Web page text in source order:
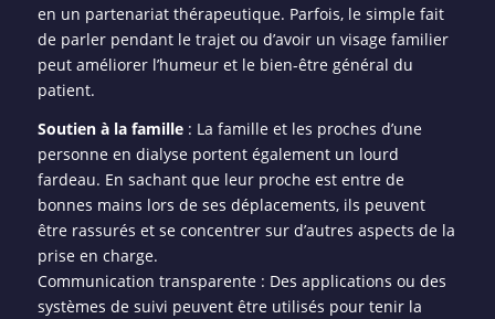
en un partenariat thérapeutique. Parfois, le simple fait
de parler pendant le trajet ou d’avoir un visage familier
peut améliorer l’humeur et le bien-être général du
patient.
Soutien à la famille: La famille et les proches d’une
personne en dialyse portent également un lourd
fardeau. En sachant que leur proche est entre de
bonnes mains lors de ses déplacements, ils peuvent
être rassurés et se concentrer sur d’autres aspects de la
prise en charge.
Communication transparente : Des applications ou des
systèmes de suivi peuvent être utilisés pour tenir la